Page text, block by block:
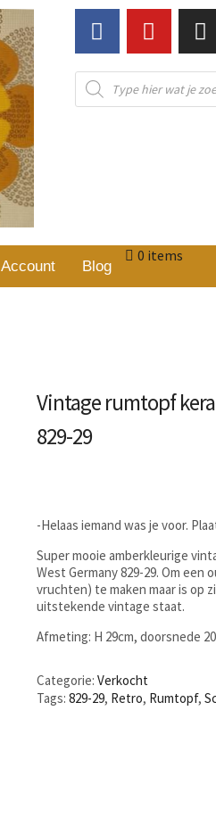
Account Blog
0 items
Vintage rumtopf
829-29
-Helaas iemand was je voor.
Super mooie amberkleurige
West Germany 829-29. Om
vruchten) te maken maar is op
uitstekende vintage staat.
Afmeting: H 29cm, doorsnede
Categorie:Verkocht
Tags:829-29, Retro, Rumtopf,